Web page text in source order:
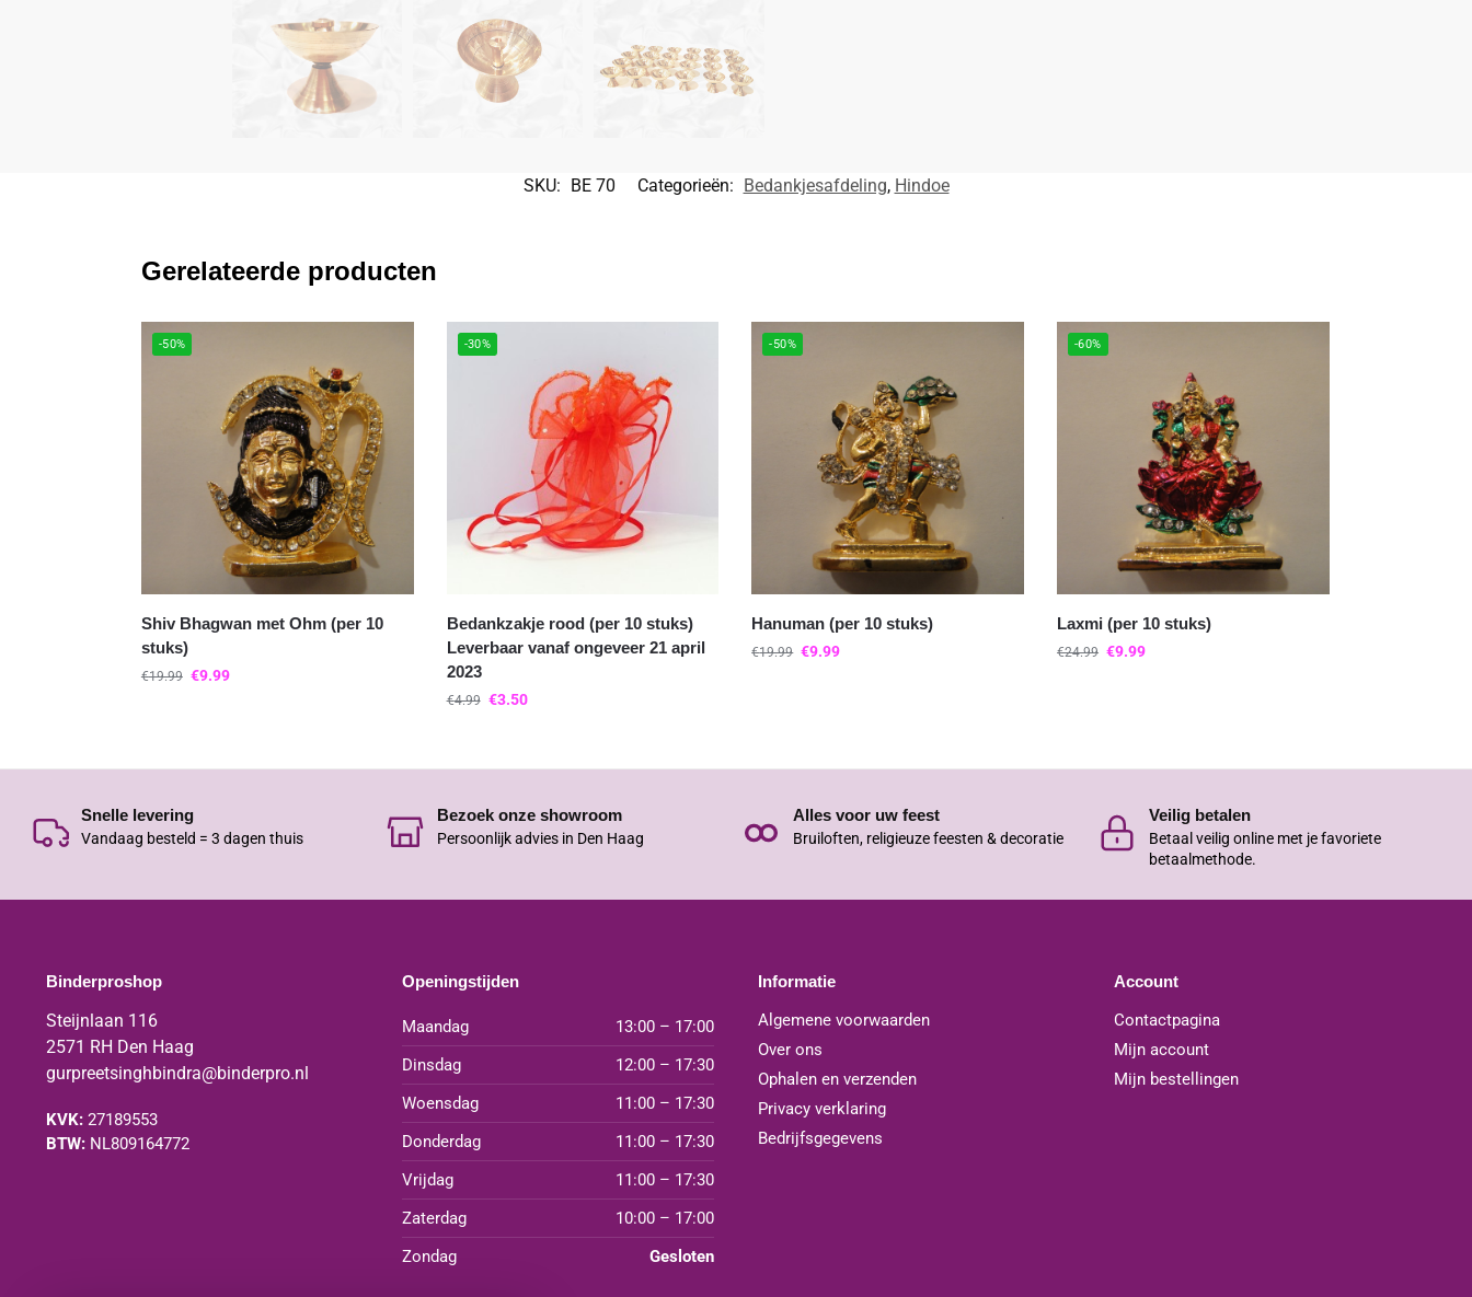
SKU: BE 70 Categorieën: Bedankjesafdeling, Hindoe
Gerelateerde producten
-50%
Shiv Bhagwan met Ohm (per 10
stuks)
€19.99 €9.99
-30%
Bedankzakje rood (per 10 stuks)
Leverbaar vanaf ongeveer 21 april
2023
€4.99 €3.50
-50%
Hanuman (per 10 stuks)
€19.99 €9.99
-60%
Laxmi (per 10 stuks)
€24.99 €9.99
Snelle levering
Vandaag besteld = 3 dagen thuis
Bezoek onze showroom
Persoonlijk advies in Den Haag
Alles voor uw feest
Bruiloften, religieuze feesten & decoratie
Veilig betalen
Betaal veilig online met je favoriete
betaalmethode.
Binderproshop
Steijnlaan 116
2571 RH Den Haag
gurpreetsinghbindra@binderpro.nl
KVK:27189553
BTW:NL809164772
Openingstijden
Maandag
13:00 – 17:00
Dinsdag
12:00 – 17:30
Woensdag
11:00 – 17:30
Donderdag
11:00 – 17:30
Vrijdag
11:00 – 17:30
Zaterdag
10:00 – 17:00
Zondag
Gesloten
Informatie
Algemene voorwaarden
Over ons
Ophalen en verzenden
Privacy verklaring
Bedrijfsgegevens
Account
Contactpagina
Mijn account
Mijn bestellingen